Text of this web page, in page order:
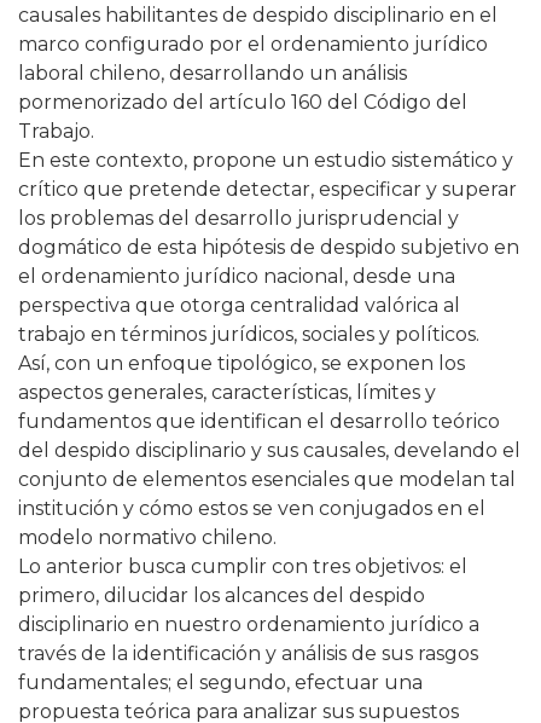
causales habilitantes de despido disciplinario en el
marco configurado por el ordenamiento jurídico
laboral chileno, desarrollando un análisis
pormenorizado del artículo 160 del Código del
Trabajo.
En este contexto, propone un estudio sistemático y
crítico que pretende detectar, especificar y superar
los problemas del desarrollo jurisprudencial y
dogmático de esta hipótesis de despido subjetivo en
el ordenamiento jurídico nacional, desde una
perspectiva que otorga centralidad valórica al
trabajo en términos jurídicos, sociales y políticos.
Así, con un enfoque tipológico, se exponen los
aspectos generales, características, límites y
fundamentos que identifican el desarrollo teórico
del despido disciplinario y sus causales, develando el
conjunto de elementos esenciales que modelan tal
institución y cómo estos se ven conjugados en el
modelo normativo chileno.
Lo anterior busca cumplir con tres objetivos: el
primero, dilucidar los alcances del despido
disciplinario en nuestro ordenamiento jurídico a
través de la identificación y análisis de sus rasgos
fundamentales; el segundo, efectuar una
propuesta teórica para analizar sus supuestos